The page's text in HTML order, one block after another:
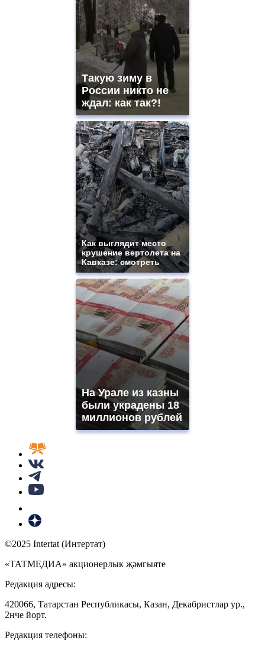
Такую зиму в
России никто не
ждал: как так?!
Как выглядит место
крушение вертолета на
Кавказе: смотреть
На Урале из казны
были украдены 18
миллионов рублей
©2025 Intertat (Интертат)
«ТАТМЕДИА» акционерлык җәмгыяте
Редакция адресы:
420066, Татарстан Республикасы, Казан, Декабристлар ур.,
2нче йорт.
Редакция телефоны: